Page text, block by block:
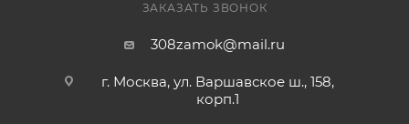
ЗАКАЗАТЬ ЗВОНОК
308zamok@mail.ru
г. Москва, ул. Варшавское ш., 158,
корп.1